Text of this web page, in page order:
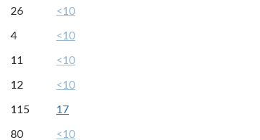
26
<10
4 <10
11 <10
12 <10
115
17
80 <10